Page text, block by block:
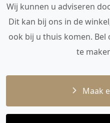
Wij kunnen u adviseren
Dit kan bij ons in de
ook bij u thuis komen.
te
Maak